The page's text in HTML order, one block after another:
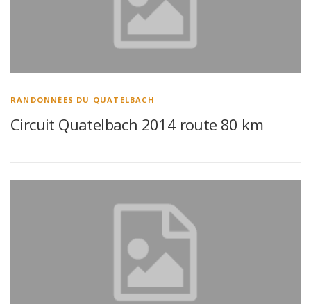
RANDONNÉES DU QUATELBACH
Circuit Quatelbach 2014 route 80 km